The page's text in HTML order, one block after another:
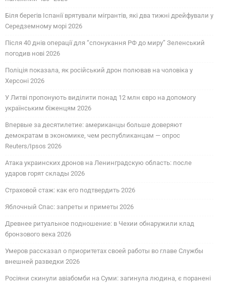
Біля берегів Іспанії врятували мігрантів, які два тижні дрейфували у
Середземному морі 2026
Після 40 днів операції для “спонукання РФ до миру” Зеленський
погодив нові 2026
Поліція показала, як російський дрон полював на чоловіка у
Херсоні 2026
У Литві пропонують виділити понад 12 млн євро на допомогу
українським біженцям 2026
Впервые за десятилетие: американцы больше доверяют
демократам в экономике, чем республиканцам — опрос
Reuters/Ipsos 2026
Атака украинских дронов на Ленинградскую область: после
ударов горят склады 2026
Страховой стаж: как его подтвердить 2026
Яблочный Спас: запреты и приметы 2026
Древнее ритуальное подношение: в Чехии обнаружили клад
бронзового века 2026
Умеров рассказал о приоритетах своей работы во главе Службы
внешней разведки 2026
Росіяни скинули авіабомби на Суми: загинула людина, є поранені